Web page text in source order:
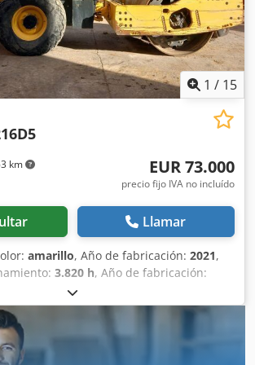
1 / 15
km EUR 73.000
precio fijo IVA no incluído
Llamar
amarillo, Año de fabricación: 2021,
3.820 h, Año de fabricación:
16.000 kg Dimensiones (lxanxal): 622 x
de motor: Deutz DEUTZ TCD4.1 L-4
(Valencia) Rodillo de compactación
sentado marca Bomag , modelo BW216
apisonadora de ruedas y un solo